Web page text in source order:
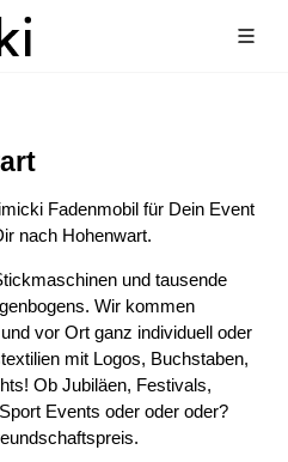
Fadenmobil für Dein Event
nach Hohenwart.
und tausende
Wir kommen
vor Ort ganz individuell oder
mit Logos, Buchstaben,
Ob Jubiläen, Festivals,
Events oder oder oder?